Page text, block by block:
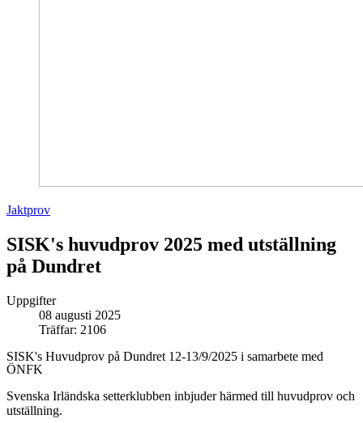
Jaktprov
SISK's huvudprov 2025 med utställning
på Dundret
Uppgifter
08 augusti 2025
Träffar: 2106
SISK's Huvudprov på Dundret 12-13/9/2025 i samarbete med
ÖNFK
Svenska Irländska setterklubben inbjuder härmed till huvudprov och
utställning.